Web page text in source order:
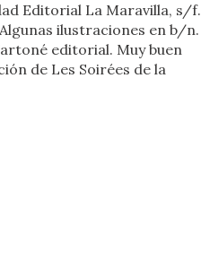
Editorial La Maravilla, s/f.
ilustraciones en b/n.
editorial. Muy buen
de Les Soirées de la